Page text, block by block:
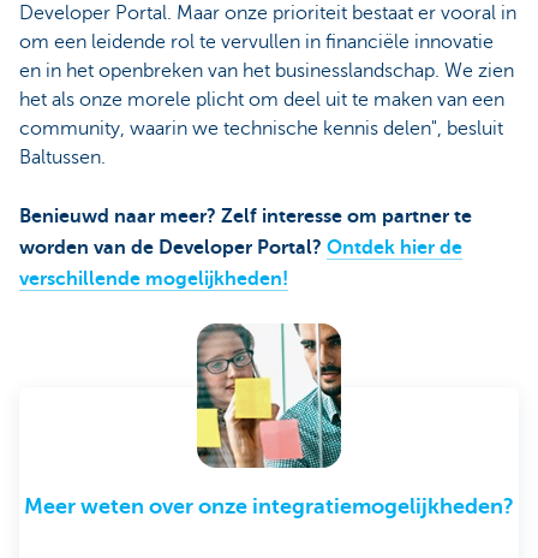
Developer Portal. Maar onze prioriteit bestaat er vooral in
om een leidende rol te vervullen in financiële innovatie
en in het openbreken van het businesslandschap. We zien
het als onze morele plicht om deel uit te maken van een
community, waarin we technische kennis delen", besluit
Baltussen.
Benieuwd naar meer? Zelf interesse om partner te
worden van de Developer Portal? Ontdek hier de
verschillende mogelijkheden!
Meer weten over onze integratiemogelijkheden?